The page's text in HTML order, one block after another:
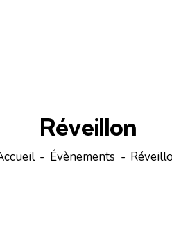
Réveillon
Évènements